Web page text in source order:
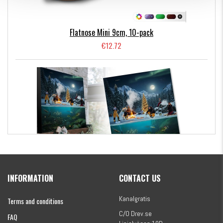
Flatnose Mini 9cm, 10-pack
€12.72
€155.16
INFORMATION
Terms and conditions
FAQ
CONTACT US
Kanalgratis
C/O Drev.se